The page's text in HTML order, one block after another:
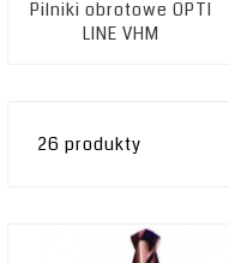
Pilniki obrotowe OPTI
LINE VHM
26 produkty